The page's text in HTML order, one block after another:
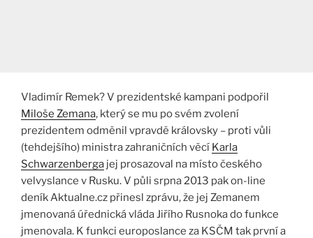
Vladimír Remek? V prezidentské kampani podpořil
Miloše Zemana, který se mu po svém zvolení
prezidentem odměnil vpravdě královsky – proti vůli
(tehdejšího) ministra zahraničních věcí Karla
Schwarzenberga jej prosazoval na místo českého
velvyslance v Rusku. V půli srpna 2013 pak on-line
deník Aktualne.cz přinesl zprávu, že jej Zemanem
jmenovaná úřednická vláda Jiřího Rusnoka do funkce
jmenovala. K funkci europoslance za KSČM tak první a